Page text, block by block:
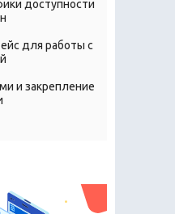
доступности
для работы с
и закрепление